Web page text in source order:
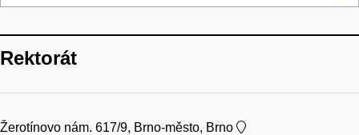
Rektorát
Žerotínovo nám. 617/9, Brno-město, Brno